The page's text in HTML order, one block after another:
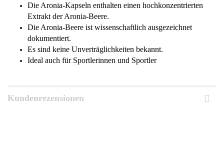
Die Aronia-Kapseln enthalten einen hochkonzentrierten
Extrakt der Aronia-Beere.
Die Aronia-Beere ist wissenschaftlich ausgezeichnet
dokumentiert.
Es sind keine Unverträglichkeiten bekannt.
Ideal auch für Sportlerinnen und Sportler
Kundenrezensionen